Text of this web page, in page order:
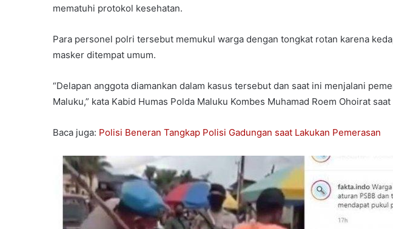
mematuhi protokol kesehatan.
Para personel polri tersebut memukul warga dengan tongkat rotan karena
masker ditempat umum.
“Delapan anggota diamankan dalam kasus tersebut dan saat ini menjalani
Maluku,” kata Kabid Humas Polda Maluku Kombes Muhamad Roem Ohoirat
Baca juga: Polisi Beneran Tangkap Polisi Gadungan saat Lakukan Pemerasan